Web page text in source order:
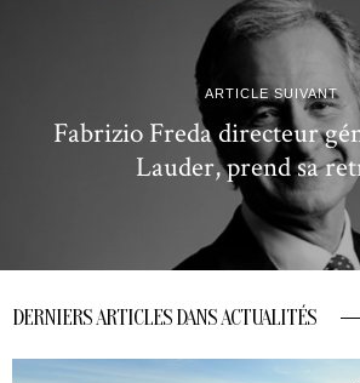
ARTICLE SUIVANT
Fabrizio Freda directeur
Lauder, prend sa
DERNIERS ARTICLES DANS ACTUALITÉS